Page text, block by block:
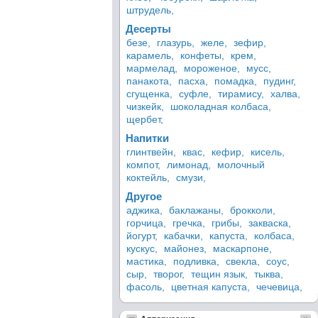
штрудель,
Десерты
безе, глазурь, желе,
зефир,
карамель,
конфеты,
крем,
мармелад,
мороженое,
мусс,
панакота,
пасха, помадка,
пудинг,
сгущенка,
суфле, тирамису,
халва,
чизкейк,
шоколадная колбаса,
щербет,
Напитки
глинтвейн, квас, кефир,
кисель,
компот,
лимонад,
молочный
коктейль,
смузи,
Другое
аджика, баклажаны,
брокколи,
горчица,
гречка, грибы,
закваска,
йогурт,
кабачки, капуста,
колбаса,
кускус,
майонез,
маскарпоне,
мастика,
подливка, свекла,
соус,
сыр,
творог, тещин язык,
тыква,
фасоль,
цветная капуста, чечевица,